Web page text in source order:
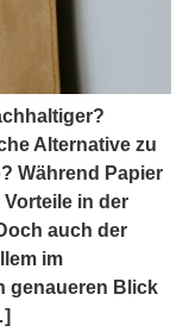
Alternative zu
Während Papier
in der
auch der
im
genaueren Blick